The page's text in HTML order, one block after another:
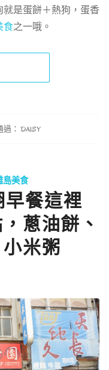
是蛋餅＋熱狗，蛋香
食之一哦。
過： DAISY
島美食
餐這裡
蔥油餅、
米粥